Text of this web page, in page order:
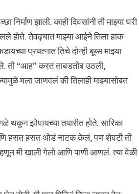
झाली. काही दिवसांनी ती माझ्या घरी
होते. तेवढ्यात माझ्या आईने तिला हाक
प्रयत्नात तिचे दोन्ही बूब्स माझ्या
ती “आह” करत ताबडतोब उठली,
मला जाणवलं की तिलाही माझ्यासोबत
थकून झोपायच्या तयारीत होते. सारिका
आणि हसत हसत थोडं नाटक केलं, पण शेवटी ती
मी खाली गेलो आणि पाणी आणलं. त्या वेळी